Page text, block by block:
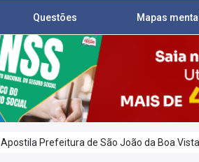
Questões Mapas
Apostila Prefeitura de São João da Boa